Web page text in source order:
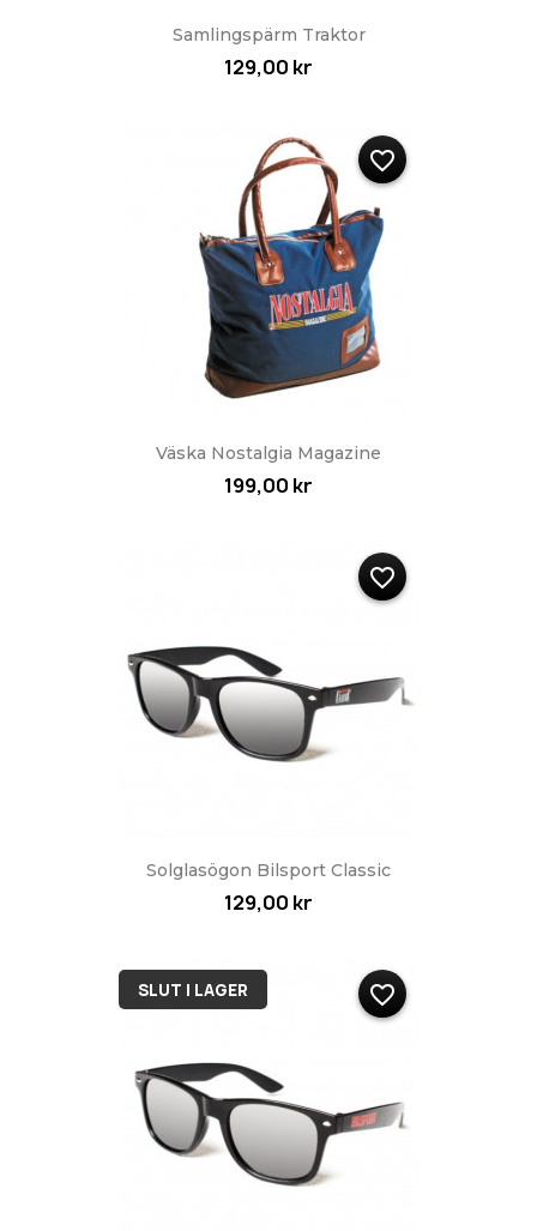
Samlingspärm Traktor
129,00 kr
Väska Nostalgia Magazine
199,00 kr
favorite_border
Solglasögon Bilsport Classic
129,00 kr
favorite_border
SLUT I LAGER favorite_border